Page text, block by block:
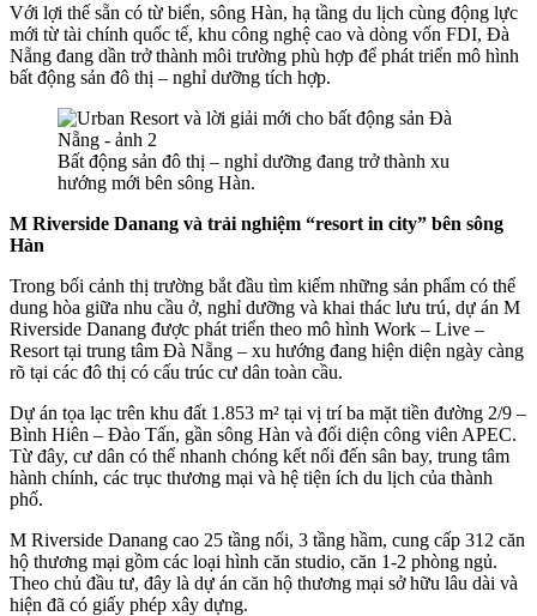
Với lợi thế sẵn có từ biển, sông Hàn, hạ tầng du lịch cùng động lực
mới từ tài chính quốc tế, khu công nghệ cao và dòng vốn FDI, Đà
Nẵng đang dần trở thành môi trường phù hợp để phát triển mô hình
bất động sản đô thị – nghỉ dưỡng tích hợp.
Bất động sản đô thị – nghỉ dưỡng đang trở thành xu
hướng mới bên sông Hàn.
M Riverside Danang và trải nghiệm “resort in city” bên sông
Hàn
Trong bối cảnh thị trường bắt đầu tìm kiếm những sản phẩm có thể
dung hòa giữa nhu cầu ở, nghỉ dưỡng và khai thác lưu trú, dự án M
Riverside Danang được phát triển theo mô hình Work – Live –
Resort tại trung tâm Đà Nẵng – xu hướng đang hiện diện ngày càng
rõ tại các đô thị có cấu trúc cư dân toàn cầu.
Dự án tọa lạc trên khu đất 1.853 m² tại vị trí ba mặt tiền đường 2/9 –
Bình Hiên – Đào Tấn, gần sông Hàn và đối diện công viên APEC.
Từ đây, cư dân có thể nhanh chóng kết nối đến sân bay, trung tâm
hành chính, các trục thương mại và hệ tiện ích du lịch của thành
phố.
M Riverside Danang cao 25 tầng nổi, 3 tầng hầm, cung cấp 312 căn
hộ thương mại gồm các loại hình căn studio, căn 1-2 phòng ngủ.
Theo chủ đầu tư, đây là dự án căn hộ thương mại sở hữu lâu dài và
hiện đã có giấy phép xây dựng.